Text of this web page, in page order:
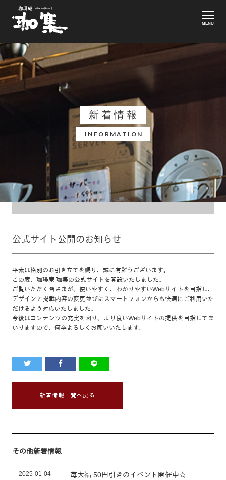
MENU
新着情報
INFORMATION
公式サイト公開のお知らせ
平素は格別のお引き立てを賜り、誠に有難うございます。
この度、珈琲庵 珈集の公式サイトを開設いたしました。
ご覧いただく皆さまが、使いやすく、わかりやすいWebサイトを目指し、
デザインと掲載内容の変更並びにスマートフォンからも快適にご利用いた
だけるよう対応いたしました。
今後はコンテンツの充実を図り、より良いWebサイトの提供を目指してま
いりますので、何卒よろしくお願いいたします。
新着情報一覧へ戻る
その他新着情報
2025-01-04 苺大福 50円引きのイベント開催中☆